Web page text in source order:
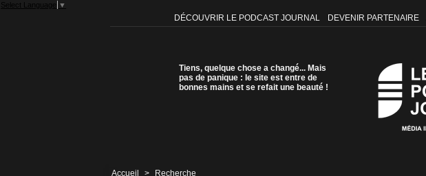
Select Language ▼
DÉCOUVRIR LE PODCAST JOURNAL DEVENIR PARTENAIRE
Tiens, quelque chose a changé... Mais
pas de panique : le site est entre de
bonnes mains et se refait une beauté !
Accueil > Recherche